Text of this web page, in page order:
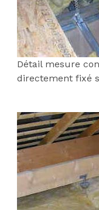
Détail mesure
directement fixé